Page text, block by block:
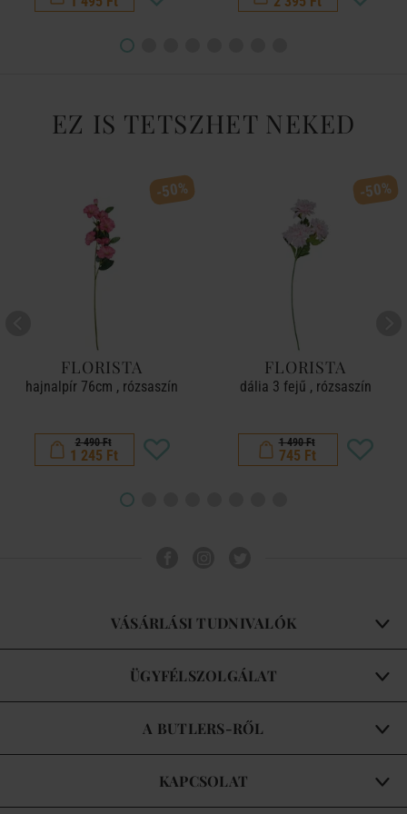
EZ IS TETSZHET NEKED
-50%
FLORISTA
hajnalpír 76cm , rózsaszín
2 490 Ft
1 245 Ft
-50%
FLORISTA
dália 3 fejű , rózsaszín
1 490 Ft
745 Ft
VÁSÁRLÁSI TUDNIVALÓK
ÜGYFÉLSZOLGÁLAT
A BUTLERS-RŐL
KAPCSOLAT